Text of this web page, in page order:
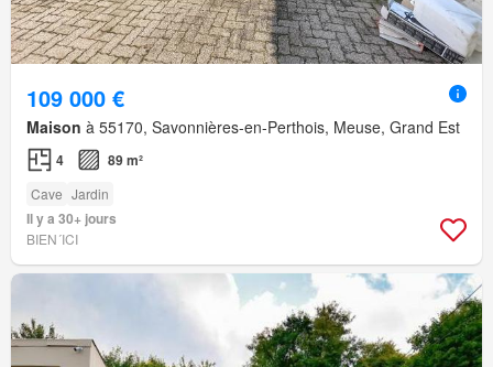
109 000 €
Maison à 55170, Savonnières-en-Perthois, Meuse, Grand Est
4 89 m²
Cave Jardin
Il y a 30+ jours
BIEN´ICI